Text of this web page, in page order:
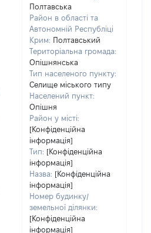
Полтавська
Район в області та
Автономній Республіці
Крим: Полтавський
Територіальна громада:
Опішнянська
Тип населеного пункту:
Селище міського типу
Населений пункт:
Опішня
Район у місті:
[Конфіденційна
інформація]
Тип: [Конфіденційна
інформація]
Назва: [Конфіденційна
інформація]
Номер будинку/
земельної ділянки:
[Конфіденційна
інформація]